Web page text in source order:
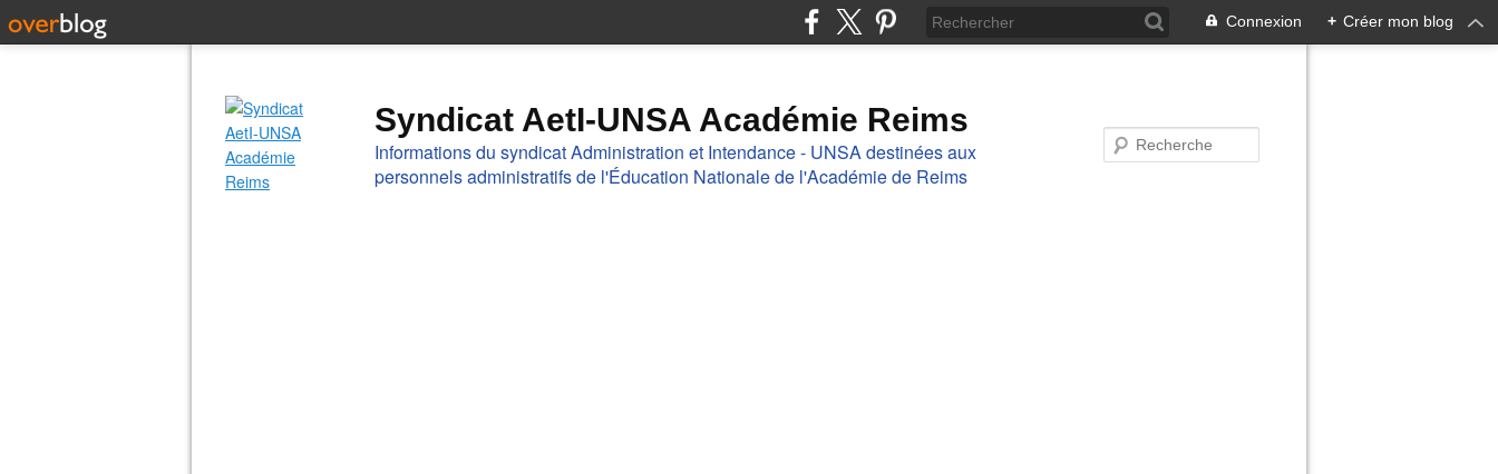
Connexion + Créer mon blog
Syndicat AetI-UNSA Académie Reims
Informations du syndicat Administration et Intendance - UNSA destinées aux
personnels administratifs de l'Éducation Nationale de l'Académie de Reims